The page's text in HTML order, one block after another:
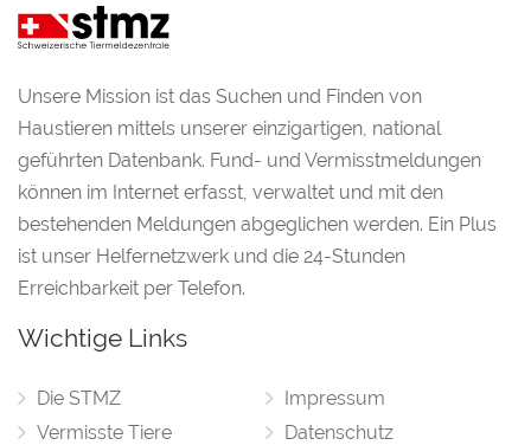
Unsere Mission ist das Suchen und Finden von
Haustieren mittels unserer einzigartigen, national
geführten Datenbank. Fund- und Vermisstmeldungen
können im Internet erfasst, verwaltet und mit den
bestehenden Meldungen abgeglichen werden. Ein Plus
ist unser Helfernetzwerk und die 24-Stunden
Erreichbarkeit per Telefon.
Wichtige Links
Die STMZ
Vermisste Tiere
Impressum
Datenschutz